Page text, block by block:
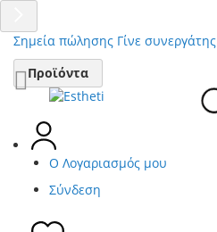
Σημεία πώλησης Γίνε συνεργάτης
Μετάβαση
στο
περιεχόμενο
Προϊόντα
Ο Λογαριασμός μου
Σύνδεση